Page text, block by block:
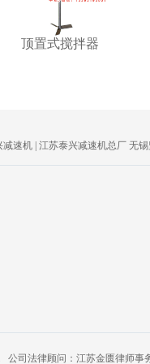
顶置式搅拌器
减速机 江苏泰兴减速机总厂 无
公司法律顾问：江苏金匮律师事